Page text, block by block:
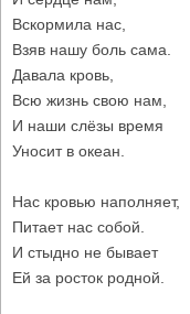
Вскормила нас,
Взяв нашу боль сама.
Давала кровь,
Всю жизнь свою нам,
И наши слёзы время
Уносит в океан.
Нас кровью наполняет,
Питает нас собой.
И стыдно не бывает
Ей за росток родной.